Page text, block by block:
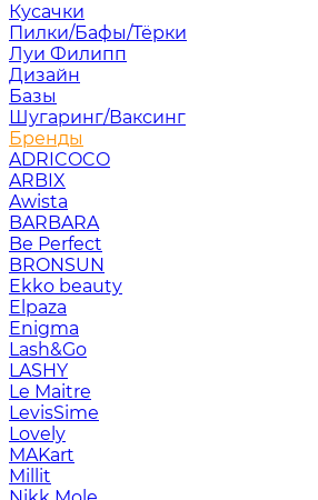
Кусачки
Пилки/Бафы/Тёрки
Луи Филипп
Дизайн
Базы
Шугаринг/Ваксинг
Бренды
ADRICOCO
ARBIX
Awista
BARBARA
Be Perfect
BRONSUN
Ekko beauty
Elpaza
Enigma
Lash&Go
LASHY
Le Maitre
LevisSime
Lovely
MAKart
Millit